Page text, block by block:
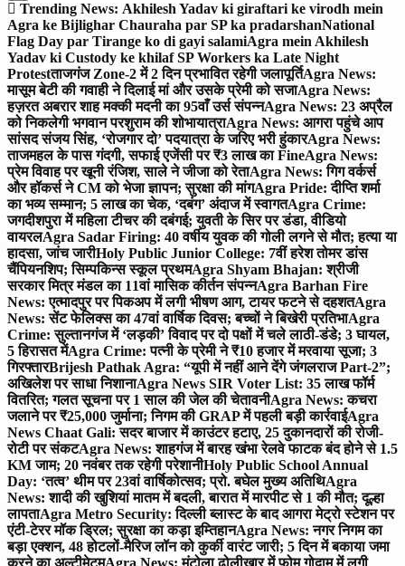
Trending News: Akhilesh Yadav ki giraftari ke virodh mein
Agra ke Bijlighar Chauraha par SP ka pradarshanNational
Flag Day par Tirange ko di gayi salamiAgra mein Akhilesh
Yadav ki Custody ke khilaf SP Workers ka Late Night
Protestताजगंज Zone-2 में 2 दिन प्रभावित रहेगी जलापूर्तिAgra News:
मासूम बेटी की गवाही ने दिलाई मां और उसके प्रेमी को सजाAgra News:
हज़रत अबरार शाह मक्की मदनी का 95वाँ उर्स संपन्नAgra News: 23 अप्रैल
को निकलेगी भगवान परशुराम की शोभायात्राAgra News: आगरा पहुंचे आप
सांसद संजय सिंह, ‘रोजगार दो’ पदयात्रा के जरिए भरी हुंकारAgra News:
ताजमहल के पास गंदगी, सफाई एजेंसी पर ₹3 लाख का FineAgra News:
प्रेम विवाह पर खूनी रंजिश, साले ने जीजा को रेताAgra News: गिग वर्कर्स
और हॉकर्स ने CM को भेजा ज्ञापन; सुरक्षा की मांगAgra Pride: दीप्ति शर्मा
का भव्य सम्मान; 5 लाख का चेक, ‘दबंग’ अंदाज में स्वागतAgra Crime:
जगदीशपुरा में महिला टीचर की दबंगई; युवती के सिर पर डंडा, वीडियो
वायरलAgra Sadar Firing: 40 वर्षीय युवक की गोली लगने से मौत; हत्या या
हादसा, जांच जारीHoly Public Junior College: 7वीं हरेश तोमर डांस
चैंपियनशिप; सिम्पकिन्स स्कूल प्रथमAgra Shyam Bhajan: श्रीजी
सरकार मित्र मंडल का 11वां मासिक कीर्तन संपन्नAgra Barhan Fire
News: एत्मादपुर पर पिकअप में लगी भीषण आग, टायर फटने से दहशतAgra
News: सेंट फेलिक्स का 47वां वार्षिक दिवस; बच्चों ने बिखेरी प्रतिभाAgra
Crime: सुल्तानगंज में ‘लड़की’ विवाद पर दो पक्षों में चले लाठी-डंडे; 3 घायल,
5 हिरासत मेंAgra Crime: पत्नी के प्रेमी ने ₹10 हजार में मरवाया सूजा; 3
गिरफ्तारBrijesh Pathak Agra: “यूपी में नहीं आने देंगे जंगलराज Part-2”;
अखिलेश पर साधा निशानाAgra News SIR Voter List: 35 लाख फॉर्म
वितरित; गलत सूचना पर 1 साल की जेल की चेतावनीAgra News: कचरा
जलाने पर ₹25,000 जुर्माना; निगम की GRAP में पहली बड़ी कार्रवाईAgra
News Chaat Gali: सदर बाजार में काउंटर हटाए, 25 दुकानदारों की रोजी-
रोटी पर संकटAgra News: शाहगंज में बारह खंभा रेलवे फाटक बंद होने से 1.5
KM जाम; 20 नवंबर तक रहेगी परेशानीHoly Public School Annual
Day: ‘तत्व’ थीम पर 23वां वार्षिकोत्सव; प्रो. बघेल मुख्य अतिथिAgra
News: शादी की खुशियां मातम में बदली, बारात में मारपीट से 1 की मौत; दूल्हा
लापताAgra Metro Security: दिल्ली ब्लास्ट के बाद आगरा मेट्रो स्टेशन पर
एंटी-टेरर मॉक ड्रिल; सुरक्षा का कड़ा इम्तिहानAgra News: नगर निगम का
बड़ा एक्शन, 48 होटलों-मैरिज लॉन को कुर्की वारंट जारी; 5 दिन में बकाया जमा
करने का अल्टीमेटमAgra News: मंटोला ढोलीखार में फोम गोदाम में लगी